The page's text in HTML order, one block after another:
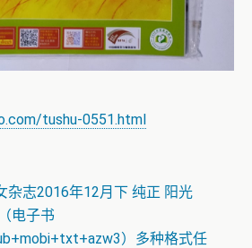
tushu-0551.html
杂志2016年12月下 纯正 阳光
电子书
）多种格式任